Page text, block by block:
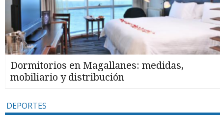
Dormitorios en Magallanes: medidas,
mobiliario y distribución
DEPORTES